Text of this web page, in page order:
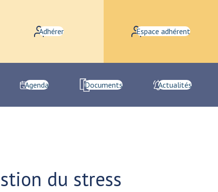
Adhérer Espace adhérent
Agenda Documents Actualités
du stress